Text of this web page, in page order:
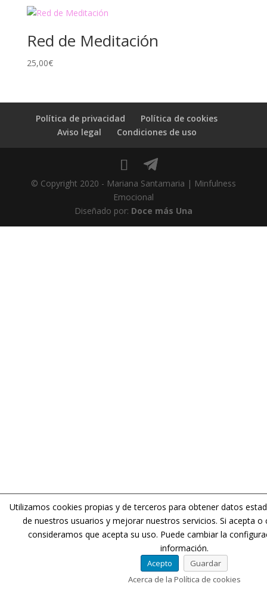
Red de Meditación
25,00€
Política de privacidad
Política de cookies
Aviso legal
Condiciones de uso
© Copyright 2020 - Mariana Santamaria | Minfulness
Emocional
Diseñado por: Doce más Una
Utilizamos cookies propias y de terceros para obtener datos
de nuestros usuarios y mejorar nuestros servicios. Si acepta o
consideramos que acepta su uso. Puede cambiar la
información.
Acepto
Guardar
Acerca de la Política de cookies